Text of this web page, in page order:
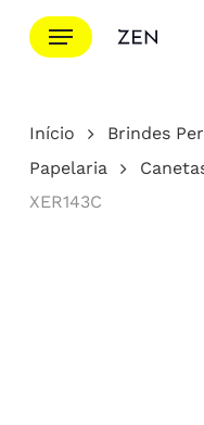
para
principal
Menu
Cotação
Início Brindes
Papelaria
XER143C